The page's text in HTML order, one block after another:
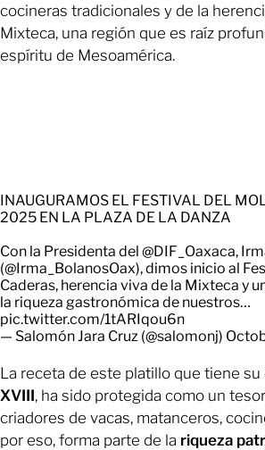
cocineras tradicionales y de la
Mixteca, una región que es raíz
espíritu de Mesoamérica.
INAUGURAMOS EL FESTIVAL DEL
2025 EN LA PLAZA DE LA DANZA
Con la Presidenta del @DIF_Oaxaca,
(@Irma_BolanosOax), dimos inicio al
Caderas, herencia viva de la Mixteca y
la riqueza gastronómica de nuestros…
pic.twitter.com/1tARIqou6n
— Salomón Jara Cruz (@salomonj)
La receta de este platillo que tiene su
XVIII, ha sido protegida como un
criadores de vacas, matanceros,
por eso, forma parte de la riqueza